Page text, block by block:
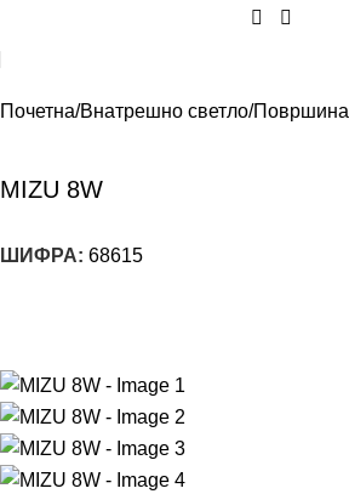
Почетна Внатрешно светло Површина
MIZU 8W
ШИФРА: 68615